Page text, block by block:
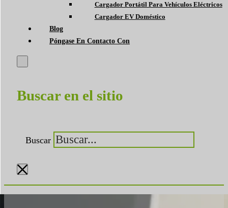
Cargador Portátil Para Vehículos Eléctricos
Cargador EV Doméstico
Blog
Póngase En Contacto Con
Buscar en el sitio
Buscar
×